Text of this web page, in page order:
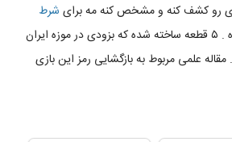
بازی رو کشف کنه و مشخص کنه مه برای شرط
هم استفاده میشده . ۵ قطعه ساخته شده که بزودی در موزه ایران
علمی مربوط به بازگشایی رمز این بازی